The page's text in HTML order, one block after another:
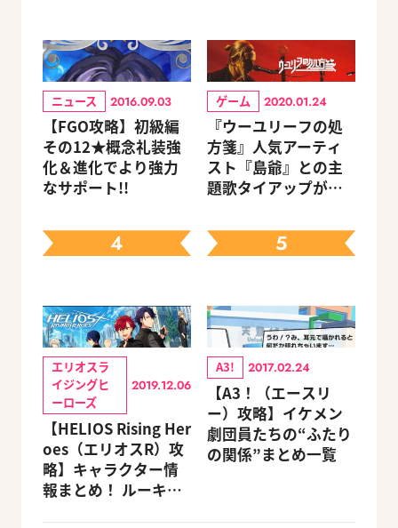
ニュース 2016.09.03
【FGO攻略】初級編
その12★概念礼装強
化＆進化でより強力
なサポート!!
ゲーム 2020.01.24
『ウーユリーフの処
方箋』人気アーティ
スト『島爺』との主
題歌タイアップが決
4
エリオスラ
イジングヒ
ーローズ
2019.12.06
【HELIOS Rising Her
oes（エリオスR）攻
略】キャラクター情
報まとめ！ ルーキ
5
A3! 2017.02.24
【A3！（エースリ
ー）攻略】イケメン
劇団員たちの“ふたり
の関係”まとめ一覧